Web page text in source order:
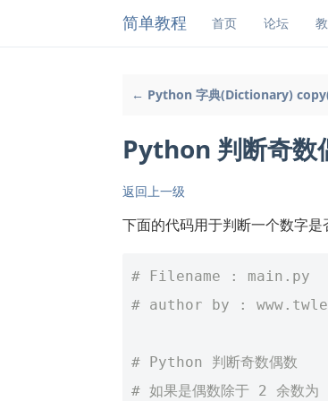
简单教程 首页 论坛
← Python 字典(Dictionary)
Python 判断奇数
返回上一级
下面的代码用于判断一个数字是
# Filename : main.py
# author by :
# Python 判断奇数偶数
# 如果是偶数除于 2 余数为